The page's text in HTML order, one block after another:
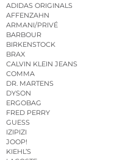
ADIDAS ORIGINALS
AFFENZAHN
ARMANI/PRIVÉ
BARBOUR
BIRKENSTOCK
BRAX
CALVIN KLEIN JEANS
COMMA
DR. MARTENS
DYSON
ERGOBAG
FRED PERRY
GUESS
IZIPIZI
JOOP!
KIEHL’S